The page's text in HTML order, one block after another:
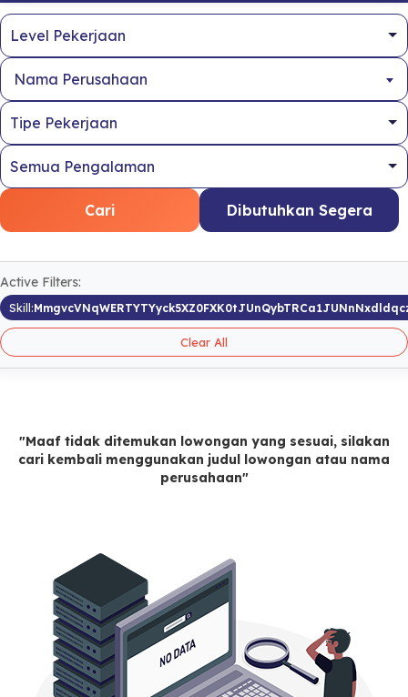
Nama Perusahaan
Cari Dibutuhkan Segera
Active Filters:
Skill:
Clear All
"Maaf tidak ditemukan lowongan yang sesuai, silakan
cari kembali menggunakan judul lowongan atau nama
perusahaan"